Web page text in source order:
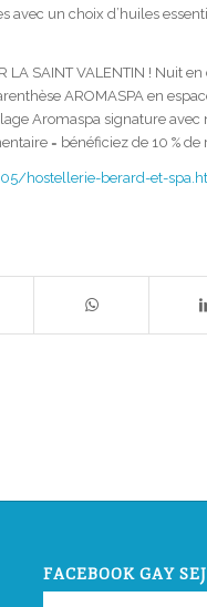
un choix d’huiles
LA SAINT VALENTIN !
AROMASPA en
Aromaspa signature
= bénéficiez de 10 %
hostellerie-berard-et-
FACEBOOK GAY